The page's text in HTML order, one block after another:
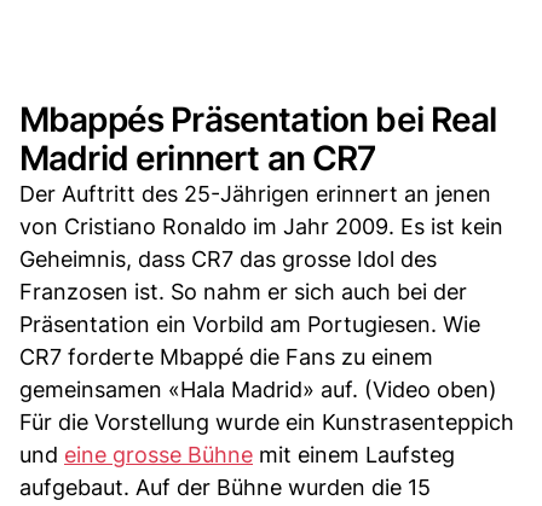
Mbappés Präsentation bei Real
Madrid erinnert an CR7
Der Auftritt des 25-Jährigen erinnert an jenen
von Cristiano Ronaldo im Jahr 2009. Es ist kein
Geheimnis, dass CR7 das grosse Idol des
Franzosen ist. So nahm er sich auch bei der
Präsentation ein Vorbild am Portugiesen. Wie
CR7 forderte Mbappé die Fans zu einem
gemeinsamen «Hala Madrid» auf. (Video oben)
Für die Vorstellung wurde ein Kunstrasenteppich
und eine grosse Bühne mit einem Laufsteg
aufgebaut. Auf der Bühne wurden die 15